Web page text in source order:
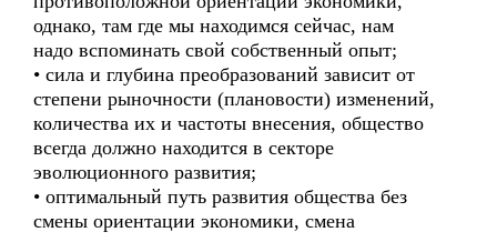
однако, там где мы находимся сейчас, нам
надо вспоминать свой собственный опыт;
• сила и глубина преобразований зависит от
степени рыночности (плановости) изменений,
количества их и частоты внесения, общество
всегда должно находится в секторе
эволюционного развития;
• оптимальный путь развития общества без
смены ориентации экономики, смена